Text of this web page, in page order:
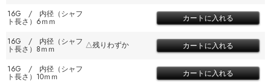
16G / 内径（シャフ
ト長さ）6ｍｍ
16G / 内径（シャフ
ト長さ）8ｍｍ △残りわずか
16G / 内径（シャフ
ト長さ）10ｍｍ